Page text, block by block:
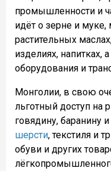
промышленности и
идёт о зерне и муке,
растительных
изделиях, напитках,
оборудования и
Монголии, в свою
льготный доступ на
говядину, баранину
шерсти, текстиля и
обуви и других